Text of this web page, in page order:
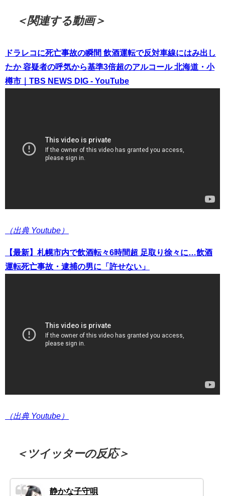
＜関連する動画＞
ドラレコに死亡事故の瞬間 飲酒運転で反対車線にはみ出し
たか 容疑者の呼気から基準3倍超のアルコール 北海道・小
樽市｜TBS NEWS DIG - YouTube
（出典 Youtube）
【最新】札幌市内で飲酒転々6時間超 足取り徐々に…飲酒
運転死亡事故・逮捕の男に「許せない」
（出典 Youtube）
＜ツイッターの反応＞
静かな子守唄